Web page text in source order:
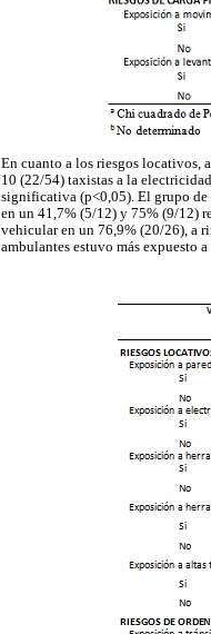
En cuanto a los riesgos locativos,
10 (22/54) taxistas a la
significativa (p<0,05). El grupo de
en un 41,7% (5/12) y 75% (9/12)
vehicular en un 76,9% (20/26), a
ambulantes estuvo más expuesto